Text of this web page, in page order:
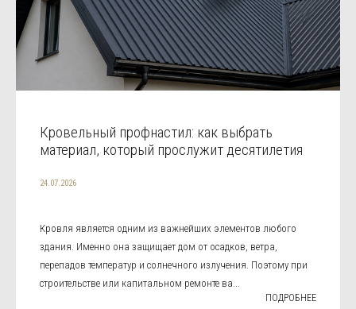
Кровельный профнастил: как выбрать
материал, который прослужит десятилетия
24.07.2026
Кровля является одним из важнейших элементов любого
здания. Именно она защищает дом от осадков, ветра,
перепадов температур и солнечного излучения. Поэтому при
строительстве или капитальном ремонте ва...
ПОДРОБНЕЕ